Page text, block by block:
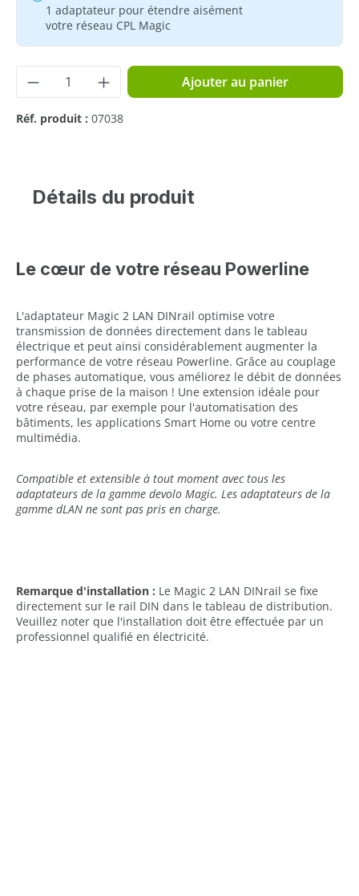
1 adaptateur pour étendre aisément
votre réseau CPL Magic
Quantité de produit : Entrez la quantité
Ajouter au panier
Réf. produit : 07038
Détails du produit
Le cœur de votre réseau Powerline
L'adaptateur Magic 2 LAN DINrail optimise votre
transmission de données directement dans le tableau
électrique et peut ainsi considérablement augmenter la
performance de votre réseau Powerline. Grâce au couplage
de phases automatique, vous améliorez le débit de données
à chaque prise de la maison ! Une extension idéale pour
votre réseau, par exemple pour l'automatisation des
bâtiments, les applications Smart Home ou votre centre
multimédia.
Compatible et extensible à tout moment avec tous les
adaptateurs de la gamme devolo Magic. Les adaptateurs de la
gamme dLAN ne sont pas pris en charge.
Remarque d'installation : Le Magic 2 LAN DINrail se fixe
directement sur le rail DIN dans le tableau de distribution.
Veuillez noter que l'installation doit être effectuée par un
professionnel qualifié en électricité.